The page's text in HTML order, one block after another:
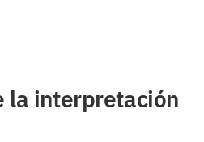
la interpretación